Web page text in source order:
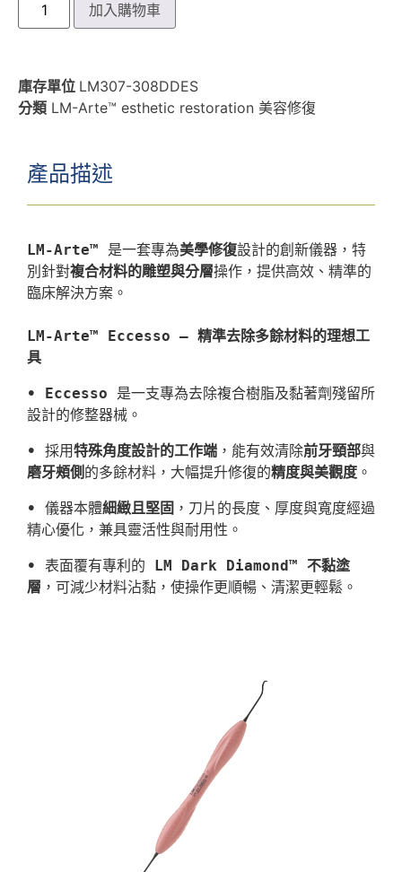
加入購物車
庫存單位 LM307-308DDES
分類 LM-Arte™ esthetic restoration 美容修復
產品描述
LM-Arte™ 是一套專為美學修復設計的創新儀器，特
別針對複合材料的雕塑與分層操作，提供高效、精準的
臨床解決方案。
LM-Arte™ Eccesso — 精準去除多餘材料的理想工
具
• Eccesso 是一支專為去除複合樹脂及黏著劑殘留所
設計的修整器械。
• 採用特殊角度設計的工作端 ，能有效清除前牙頸部與
磨牙頰側 的多餘材料，大幅提升修復的精度與美觀度 。
• 儀器本體細緻且堅固 ，刀片的長度、厚度與寬度經過
精心優化，兼具靈活性與耐用性。
• 表面覆有專利的
LM Dark Diamond™ 不黏塗
層 ，可減少材料沾黏，使操作更順暢、清潔更輕鬆。